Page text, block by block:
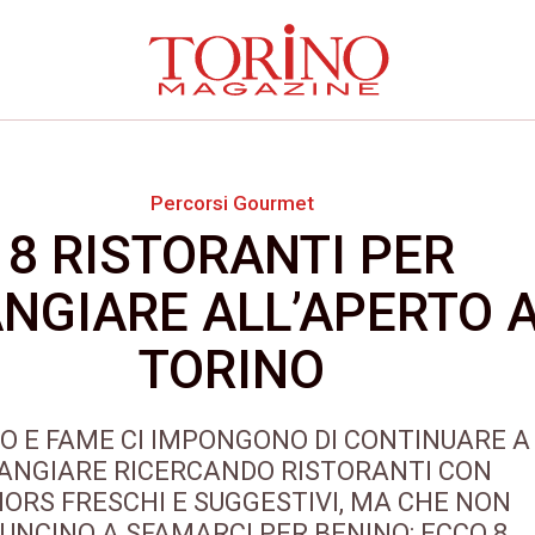
Percorsi Gourmet
8 RISTORANTI PER
ALL’APERTO
TORINO
E FAME CI IMPONGONO DI CONTINUARE A
RICERCANDO RISTORANTI CON
FRESCHI E SUGGESTIVI, MA CHE NON